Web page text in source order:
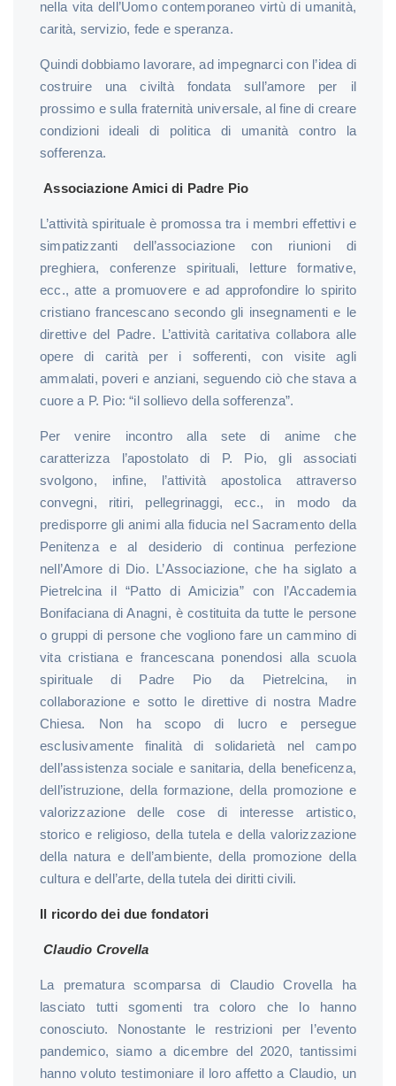
nella vita dell’Uomo contemporaneo virtù di umanità,
carità, servizio, fede e speranza.
Quindi dobbiamo lavorare, ad impegnarci con l’idea di
costruire una civiltà fondata sull’amore per il
prossimo e sulla fraternità universale, al fine di creare
condizioni ideali di politica di umanità contro la
sofferenza.
Associazione Amici di Padre Pio
L’attività spirituale è promossa tra i membri effettivi e
simpatizzanti dell’associazione con riunioni di
preghiera, conferenze spirituali, letture formative,
ecc., atte a promuovere e ad approfondire lo spirito
cristiano francescano secondo gli insegnamenti e le
direttive del Padre. L’attività caritativa collabora alle
opere di carità per i sofferenti, con visite agli
ammalati, poveri e anziani, seguendo ciò che stava a
cuore a P. Pio: “il sollievo della sofferenza”.
Per venire incontro alla sete di anime che
caratterizza l’apostolato di P. Pio, gli associati
svolgono, infine, l’attività apostolica attraverso
convegni, ritiri, pellegrinaggi, ecc., in modo da
predisporre gli animi alla fiducia nel Sacramento della
Penitenza e al desiderio di continua perfezione
nell’Amore di Dio. L’Associazione, che ha siglato a
Pietrelcina il “Patto di Amicizia” con l’Accademia
Bonifaciana di Anagni, è costituita da tutte le persone
o gruppi di persone che vogliono fare un cammino di
vita cristiana e francescana ponendosi alla scuola
spirituale di Padre Pio da Pietrelcina, in
collaborazione e sotto le direttive di nostra Madre
Chiesa. Non ha scopo di lucro e persegue
esclusivamente finalità di solidarietà nel campo
dell’assistenza sociale e sanitaria, della beneficenza,
dell’istruzione, della formazione, della promozione e
valorizzazione delle cose di interesse artistico,
storico e religioso, della tutela e della valorizzazione
della natura e dell’ambiente, della promozione della
cultura e dell’arte, della tutela dei diritti civili.
Il ricordo dei due fondatori
Claudio Crovella
La prematura scomparsa di Claudio Crovella ha
lasciato tutti sgomenti tra coloro che lo hanno
conosciuto. Nonostante le restrizioni per l’evento
pandemico, siamo a dicembre del 2020, tantissimi
hanno voluto testimoniare il loro affetto a Claudio, un